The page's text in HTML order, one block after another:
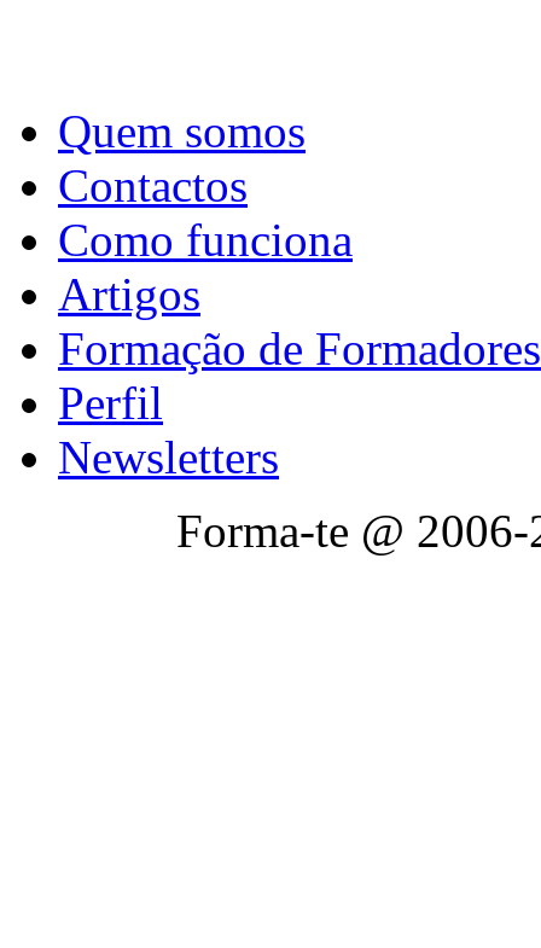
Quem somos
Contactos
Como funciona
Artigos
Formação de Formadores
Perfil
Newsletters
Forma-te @